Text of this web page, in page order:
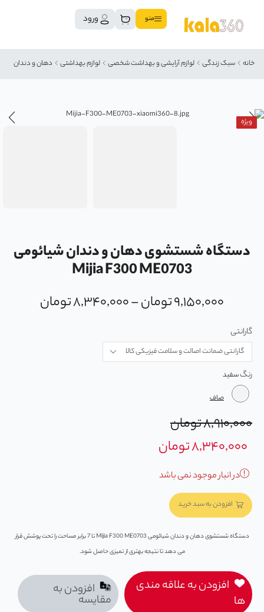
منو ورود
خانه سبک زندگی لوازم آرایشی و بهداشت شخصی لوازم بهداشتی دهان و دندان
ویژه
دستگاه شستشوی دهان و دندان شیائومی
Mijia F300 ME0703
۹,۱۵۰,۰۰۰تومان–۸,۳۴۰,۰۰۰تومان
گارانتی
رنگ
صاف
۸,۹۱۰,۰۰۰تومان
۸,۳۴۰,۰۰۰تومان
در انبار موجود نمی باشد
افزودن به سبد خرید
دستگاه شستشوی دهان و دندان شیائومی Mijia F300 ME0703 تا 7 برابر مساحت را تحت پوشش قرار
می‌ دهد تا نتیجه بهتری از تمیزی حاصل شود.
افزودن به علاقه مندی
ها
افزودن به
مقایسه